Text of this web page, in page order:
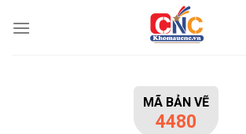
MÃ BẢN VẼ
4480